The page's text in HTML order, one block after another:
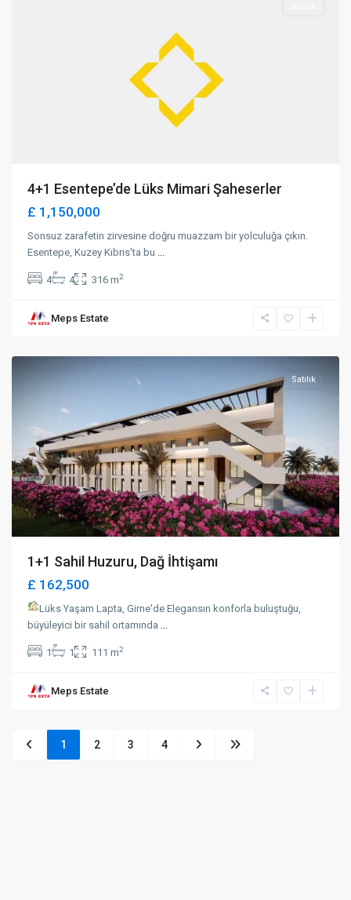
4+1 Esentepe’de Lüks Mimari Şaheserler
£ 1,150,000
Sonsuz zarafetin zirvesine doğru muazzam bir yolculuğa çıkın.
Esentepe, Kuzey Kıbrıs'ta bu ...
4 4 316 m2
Meps Estate
Lapta,
Satılık
1+1 Sahil Huzuru, Dağ İhtişamı
£ 162,500
Lüks Yaşam Lapta, Girne'de Elegansın konforla buluştuğu,
büyüleyici bir sahil ortamında ...
1 1 111 m2
Meps Estate
1 2 3 4